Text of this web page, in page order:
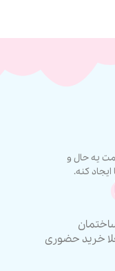
یه حال و
کنه.
خرید حضوری